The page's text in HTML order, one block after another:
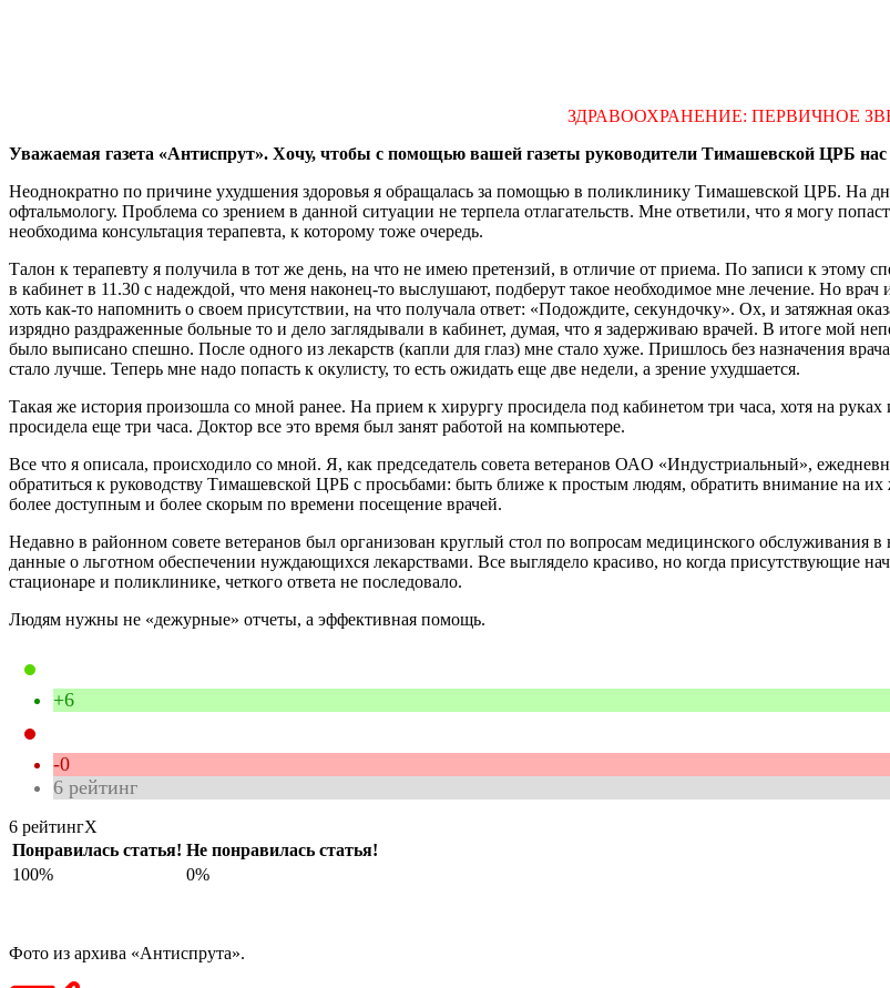
ЗДРАВООХРАНЕНИЕ: ПЕРВИЧНОЕ
Уважаемая газета «Антиспрут». Хочу, чтобы с помощью вашей газеты руководители Тимашевской ЦРБ
Неоднократно по причине ухудшения здоровья я обращалась за помощью в поликлинику Тимашевской ЦРБ. На
офтальмологу. Проблема со зрением в данной ситуации не терпела отлагательств. Мне ответили, что я могу
необходима консультация терапевта, к которому тоже очередь.
Талон к терапевту я получила в тот же день, на что не имею претензий, в отличие от приема. По записи к этому
в кабинет в 11.30 с надеждой, что меня наконец-то выслушают, подберут такое необходимое мне лечение. Но врач
хоть как-то напомнить о своем присутствии, на что получала ответ: «Подождите, секундочку». Ох, и затяжная
изрядно раздраженные больные то и дело заглядывали в кабинет, думая, что я задерживаю врачей. В итоге мой
было выписано спешно. После одного из лекарств (капли для глаз) мне стало хуже. Пришлось без назначения
стало лучше. Теперь мне надо попасть к окулисту, то есть ожидать еще две недели, а зрение ухудшается.
Такая же история произошла со мной ранее. На прием к хирургу просидела под кабинетом три часа, хотя на
просидела еще три часа. Доктор все это время был занят работой на компьютере.
Все что я описала, происходило со мной. Я, как председатель совета ветеранов ОАО «Индустриальный»,
обратиться к руководству Тимашевской ЦРБ с просьбами: быть ближе к простым людям, обратить внимание на
более доступным и более скорым по времени посещение врачей.
Недавно в районном совете ветеранов был организован круглый стол по вопросам медицинского обслуживания
данные о льготном обеспечении нуждающихся лекарствами. Все выглядело красиво, но когда присутствующие
стационаре и поликлинике, четкого ответа не последовало.
Людям нужны не «дежурные» отчеты, а эффективная помощь.
+6
-0
6 рейтинг
6 рейтингX
Понравилась статья! Не понравилась статья!
100%
0%
Фото из архива «Антиспрута».